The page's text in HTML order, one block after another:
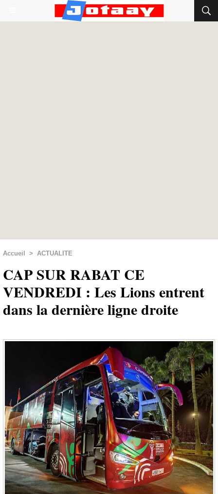
Accueil > ACTUALITE
CAP SUR RABAT CE
VENDREDI : Les Lions entrent
dans la dernière ligne droite